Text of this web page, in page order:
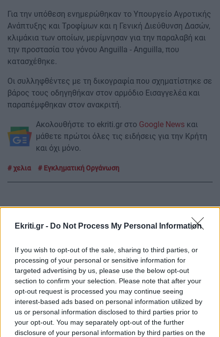
Ekriti.gr - Do Not Process My Personal Information
If you wish to opt-out of the sale, sharing to third parties, or
processing of your personal or sensitive information for
targeted advertising by us, please use the below opt-out
section to confirm your selection. Please note that after your
opt-out request is processed you may continue seeing
interest-based ads based on personal information utilized by
us or personal information disclosed to third parties prior to
your opt-out. You may separately opt-out of the further
disclosure of your personal information by third parties on the
Για την υπόθεση ενημερώθηκαν το Υπουργείο Αγροτικής
Ανάπτυξης και Τροφίμων και η Γενική Διεύθυνση Δασών,
κλιμάκια των οποίων, μερίμνησαν για την παραλαβή και
την προστασία του γόνου Anguilla - Anguilla, που
κατασχέθηκε.
Οι συλληφθέντες με τη δικογραφία που σχηματίστηκε σε
βάρος τους οδηγηθήκαν στον αρμόδιο Εισαγγελέα και
παραπέμφθηκαν στον ανακριτή.
Ακολουθήστε το ekriti.gr στο Google News
μάθετε πρώτοι όλες τις ειδήσεις για την Κρήτη
και όχι μόνο.
χελια Εγκληματική Οργάνωση
ΡΟΗ ΕΙΔΗΣΕΩΝ
23:00
GOSSIP - LIFESTYLE
Ο Τζέιμς Κάμερον φαίνεται έτοιμος να αφήσει
πίσω του το «Avatar»
ΕΠΙΣΤΗΜΗ
Έφτιαξε ηλιακό γιοτ με $20.000 και διένυσε